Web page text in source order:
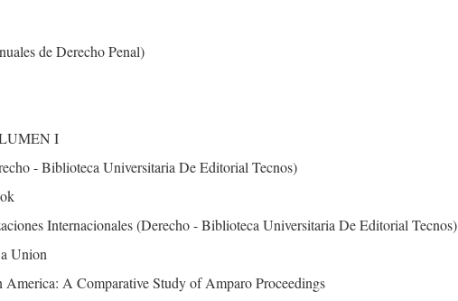
de Derecho Penal)
I
- Biblioteca Universitaria De Editorial Tecnos)
Internacionales (Derecho - Biblioteca Universitaria De Editorial Tecnos)
Union
A Comparative Study of Amparo Proceedings